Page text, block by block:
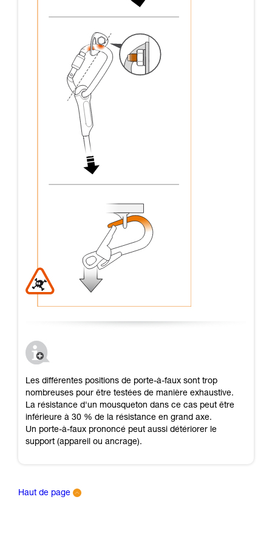
Les différentes positions de porte-à-faux sont trop
nombreuses pour être testées de manière exhaustive.
La résistance d'un mousqueton dans ce cas peut être
inférieure à 30 % de la résistance en grand axe.
Un porte-à-faux prononcé peut aussi détériorer le
support (appareil ou ancrage).
Haut de page